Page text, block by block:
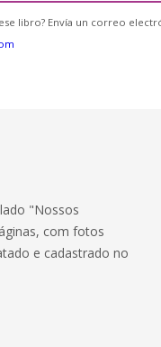
libro? Envía un correo
"Nossos
com fotos
e cadastrado no